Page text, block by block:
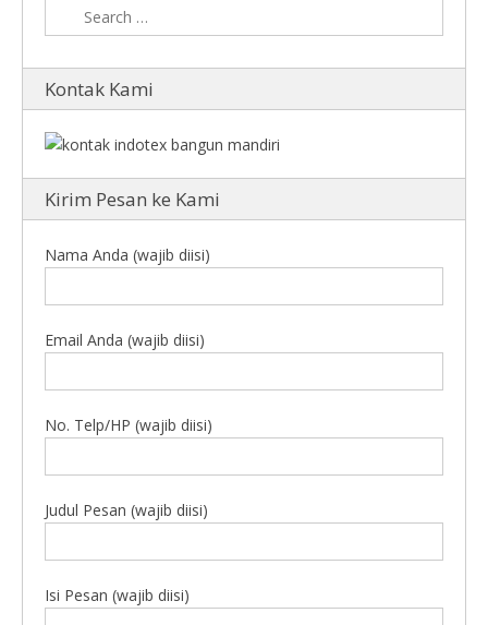
Kontak Kami
Kirim Pesan ke Kami
Nama Anda (wajib diisi)
Email Anda (wajib diisi)
No. Telp/HP (wajib diisi)
Judul Pesan (wajib diisi)
Isi Pesan (wajib diisi)